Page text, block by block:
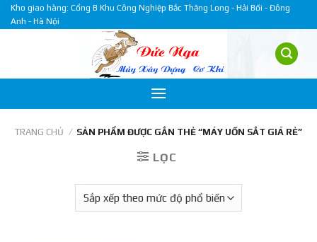
Skip
to
Kho giao hàng: Cổng B Khu Công Nghiệp Bắc Thăng Long - Hải Bối - Đông
Anh - Hà Nội
TRANG CHỦ / SẢN PHẨM ĐƯỢC GẮN THẺ “MÁY UỐN SẮT GIÁ RẺ”
LỌC